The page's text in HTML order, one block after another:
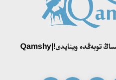
لينگۆومادەني سيپاتى
قامشى - ۇل بولساڭ قولىڭدا، قۇل بولساڭ توبەڭدە وينايدى!|Qamshy